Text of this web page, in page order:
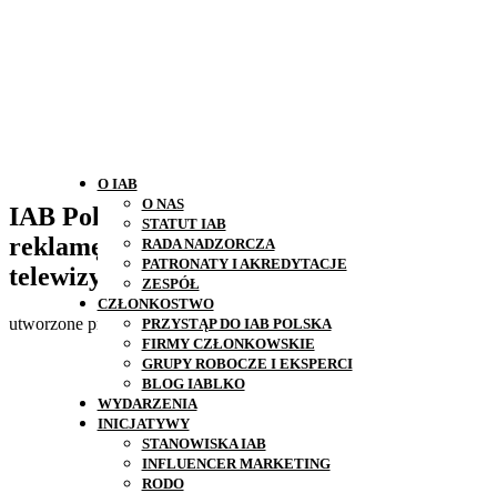
O IAB
O NAS
STATUT IAB
RADA NADZORCZA
PATRONATY I AKREDYTACJE
ZESPÓŁ
CZŁONKOSTWO
PRZYSTĄP DO IAB POLSKA
FIRMY CZŁONKOWSKIE
GRUPY ROBOCZE I EKSPERCI
BLOG IABLKO
WYDARZENIA
INICJATYWY
STANOWISKA IAB
INFLUENCER MARKETING
RODO
IAB Polska/PwC AdEx: Wydatki na
reklamę w internecie większe od
telewizyjnych.
utworzone przezAgata|wrz 5, 2019|Bez kategorii